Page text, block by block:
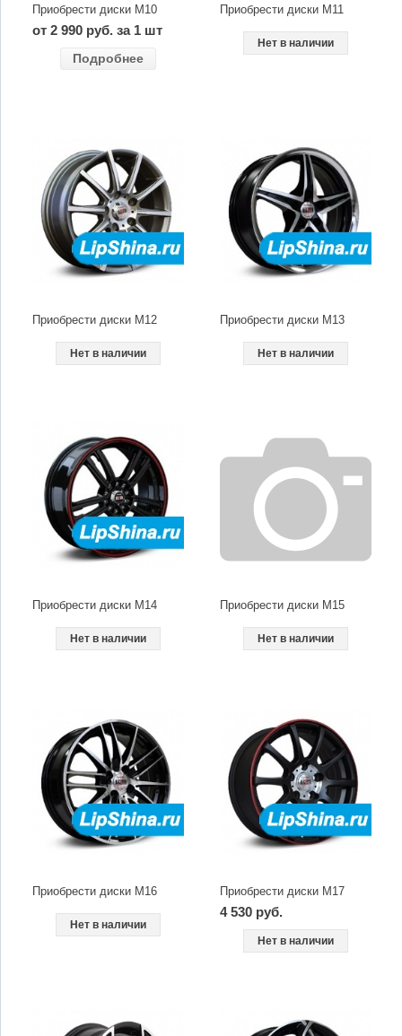
Приобрести диски M10
от 2 990 руб. за 1 шт
Подробнее
Приобрести диски M11
Нет в наличии
Приобрести диски M12
Нет в наличии
Приобрести диски M13
Нет в наличии
Приобрести диски M14
Нет в наличии
Приобрести диски M15
Нет в наличии
Приобрести диски M16
Нет в наличии
Приобрести диски M17
4 530 руб.
Нет в наличии